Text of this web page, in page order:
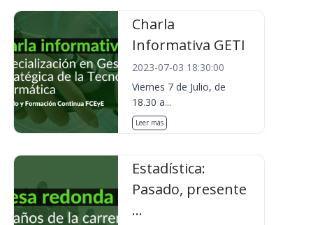
Charla
Informativa GETI
2023-07-03 18:30:00
Viernes 7 de Julio, de
18.30 a...
Leer más
Estadística:
Pasado, presente
...